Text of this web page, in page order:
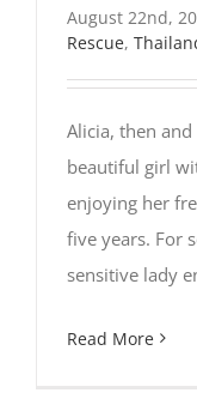
August 22nd,
Rescue,
Alicia, then
beautiful girl
enjoying her
five years. For
sensitive lady
Read More